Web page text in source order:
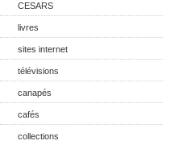
CESARS
livres
sites internet
télévisions
canapés
cafés
collections